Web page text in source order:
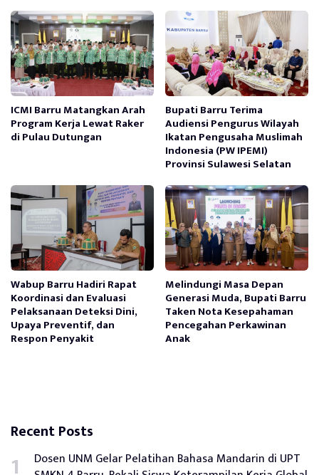
ICMI Barru Matangkan Arah
Program Kerja Lewat Raker
di Pulau Dutungan
Bupati Barru Terima
Audiensi Pengurus Wilayah
Ikatan Pengusaha Muslimah
Indonesia (PW IPEMI)
Provinsi Sulawesi Selatan
Wabup Barru Hadiri Rapat
Koordinasi dan Evaluasi
Pelaksanaan Deteksi Dini,
Upaya Preventif, dan
Respon Penyakit
Melindungi Masa Depan
Generasi Muda, Bupati Barru
Taken Nota Kesepahaman
Pencegahan Perkawinan
Anak
Recent Posts
Dosen UNM Gelar Pelatihan Bahasa Mandarin di UPT